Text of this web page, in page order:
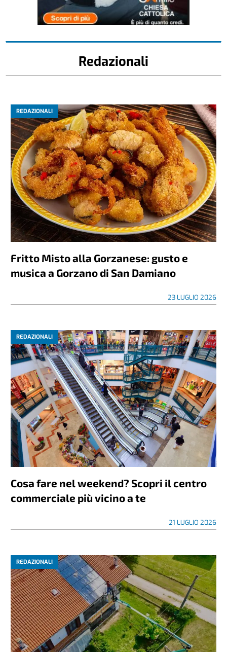
Redazionali
REDAZIONALI
Fritto Misto alla Gorzanese: gusto e
musica a Gorzano di San Damiano
23 LUGLIO 2026
REDAZIONALI
Cosa fare nel weekend? Scopri il centro
commerciale più vicino a te
21 LUGLIO 2026
REDAZIONALI